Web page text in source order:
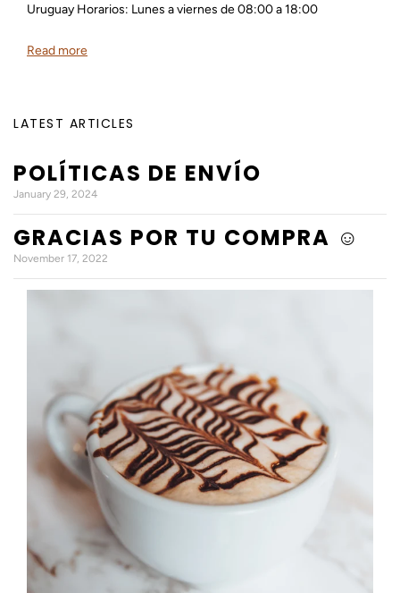
Uruguay Horarios: Lunes a viernes de 08:00 a 18:00
Read more
LATEST ARTICLES
POLÍTICAS DE ENVÍO
January 29, 2024
GRACIAS POR TU COMPRA ☺️
November 17, 2022